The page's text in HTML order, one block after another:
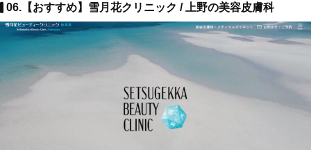
06.【おすすめ】雪月花クリニック / 上野の美容皮膚科